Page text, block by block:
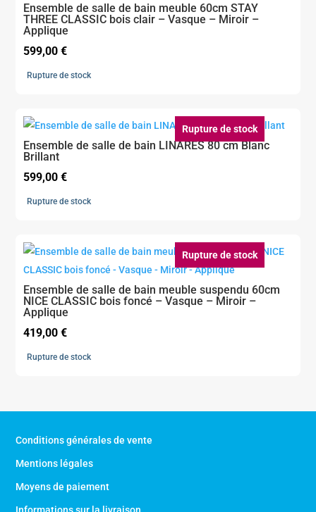
Ensemble de salle de bain meuble 60cm STAY
THREE CLASSIC bois clair – Vasque – Miroir –
Applique
599,00€
Rupture de stock
Rupture de stock
Ensemble de salle de bain LINARES 80 cm Blanc
Brillant
599,00€
Rupture de stock
Rupture de stock
Ensemble de salle de bain meuble suspendu 60cm
NICE CLASSIC bois foncé – Vasque – Miroir –
Applique
419,00€
Rupture de stock
Conditions générales de vente
Mentions légales
Moyens de paiement